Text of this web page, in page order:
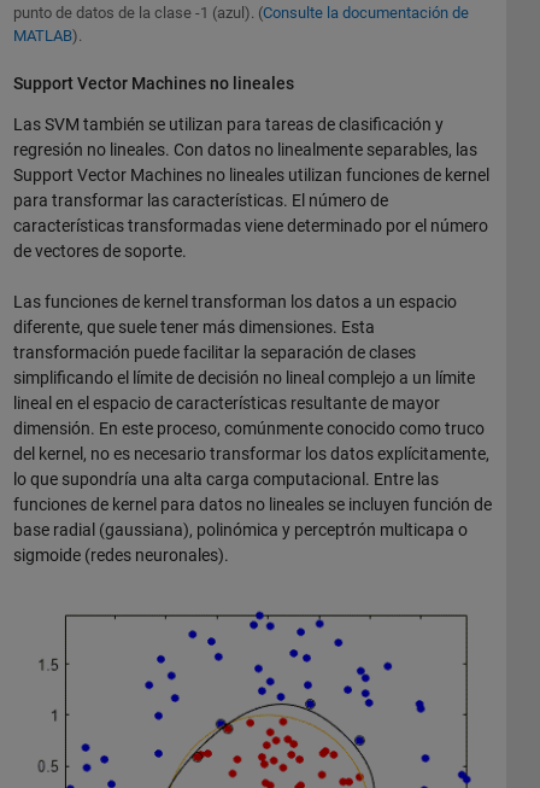
punto de datos de la clase -1 (azul). (Consulte la documentación de
MATLAB).
Support Vector Machines no lineales
Las SVM también se utilizan para tareas de clasificación y
regresión no lineales. Con datos no linealmente separables, las
Support Vector Machines no lineales utilizan funciones de kernel
para transformar las características. El número de
características transformadas viene determinado por el número
de vectores de soporte.
Las funciones de kernel transforman los datos a un espacio
diferente, que suele tener más dimensiones. Esta
transformación puede facilitar la separación de clases
simplificando el límite de decisión no lineal complejo a un límite
lineal en el espacio de características resultante de mayor
dimensión. En este proceso, comúnmente conocido como truco
del kernel, no es necesario transformar los datos explícitamente,
lo que supondría una alta carga computacional. Entre las
funciones de kernel para datos no lineales se incluyen función de
base radial (gaussiana), polinómica y perceptrón multicapa o
sigmoide (redes neuronales).